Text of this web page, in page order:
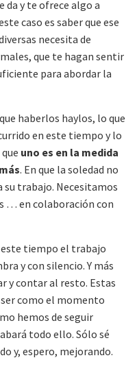
y te ofrece algo a
caso es saber que ese
necesita de
que te hagan sentir
para abordar la
haberlos haylos, lo que
en este tiempo y lo
uno es en la medida
. En que la soledad no
su trabajo. Necesitamos
… en colaboración con
tiempo el trabajo
y con silencio. Y más
y contar al resto. Estas
ser como el momento
hemos de seguir
todo ello. Sólo sé
y, espero, mejorando.